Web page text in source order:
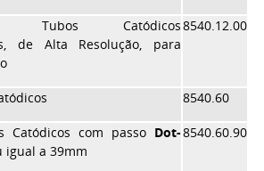
Tubos Catódicos
de Alta Resolução, para
8540.12.00
8540.60
Catódicos com passo Dot-
igual a 39mm
8540.60.90